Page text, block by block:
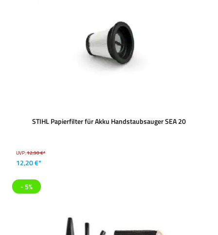
STIHL Papierfilter für Akku Handstaubsauger SEA 20
UVP:12,90 €*
12,20 €*
- 5%